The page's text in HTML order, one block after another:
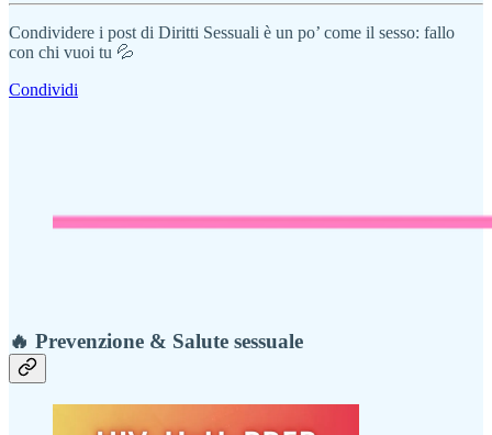
Condividere i post di Diritti Sessuali è un po’ come il sesso: fallo
con chi vuoi tu 💦
Condividi
🔥 Prevenzione & Salute sessuale